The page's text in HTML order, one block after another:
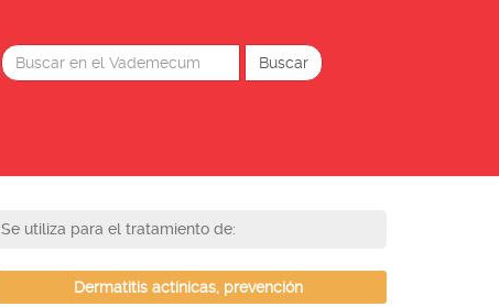
Se utiliza para el tratamiento de:
Dermatitis actínicas, prevención